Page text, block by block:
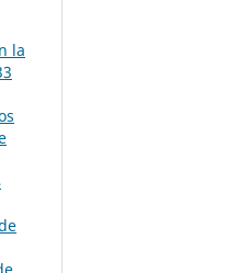
la